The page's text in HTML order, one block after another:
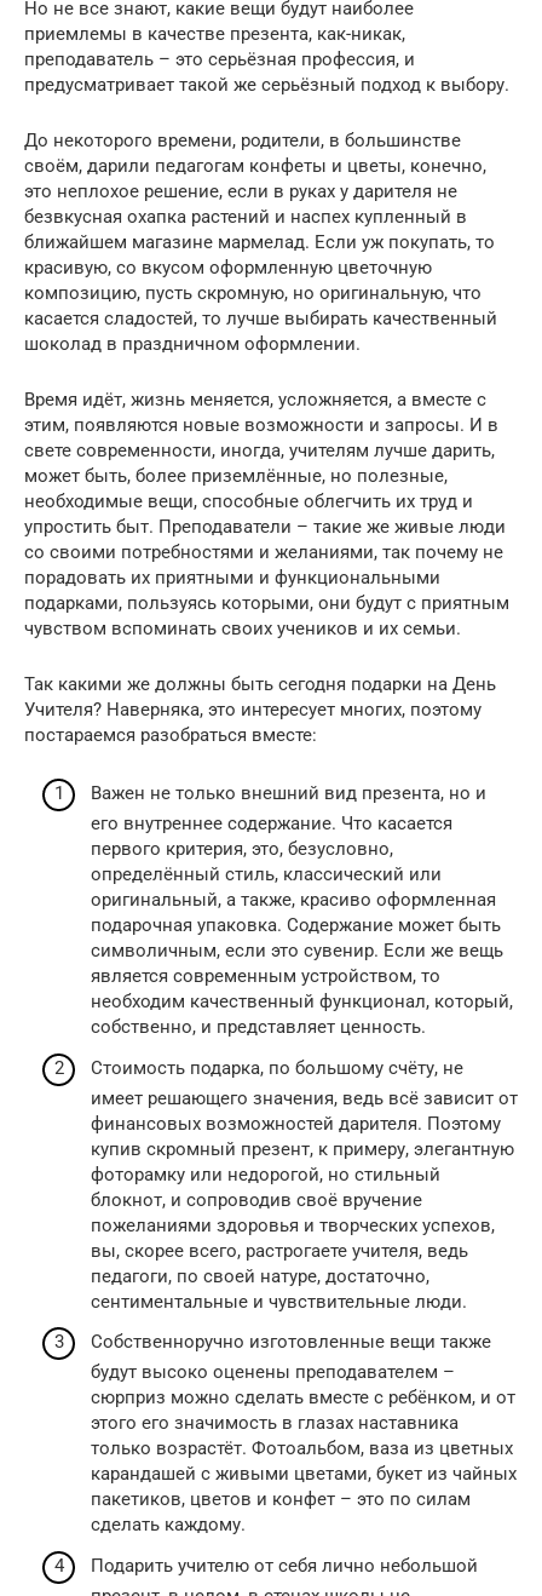
Но не все знают, какие вещи будут наиболее
приемлемы в качестве презента, как-никак,
преподаватель – это серьёзная профессия, и
предусматривает такой же серьёзный подход к выбору.
До некоторого времени, родители, в большинстве
своём, дарили педагогам конфеты и цветы, конечно,
это неплохое решение, если в руках у дарителя не
безвкусная охапка растений и наспех купленный в
ближайшем магазине мармелад. Если уж покупать, то
красивую, со вкусом оформленную цветочную
композицию, пусть скромную, но оригинальную, что
касается сладостей, то лучше выбирать качественный
шоколад в праздничном оформлении.
Время идёт, жизнь меняется, усложняется, а вместе с
этим, появляются новые возможности и запросы. И в
свете современности, иногда, учителям лучше дарить,
может быть, более приземлённые, но полезные,
необходимые вещи, способные облегчить их труд и
упростить быт. Преподаватели – такие же живые люди
со своими потребностями и желаниями, так почему не
порадовать их приятными и функциональными
подарками, пользуясь которыми, они будут с приятным
чувством вспоминать своих учеников и их семьи.
Так какими же должны быть сегодня подарки на День
Учителя? Наверняка, это интересует многих, поэтому
постараемся разобраться вместе:
Важен не только внешний вид презента, но и
его внутреннее содержание. Что касается
первого критерия, это, безусловно,
определённый стиль, классический или
оригинальный, а также, красиво оформленная
подарочная упаковка. Содержание может быть
символичным, если это сувенир. Если же вещь
является современным устройством, то
необходим качественный функционал, который,
собственно, и представляет ценность.
Стоимость подарка, по большому счёту, не
имеет решающего значения, ведь всё зависит от
финансовых возможностей дарителя. Поэтому
купив скромный презент, к примеру, элегантную
фоторамку или недорогой, но стильный
блокнот, и сопроводив своё вручение
пожеланиями здоровья и творческих успехов,
вы, скорее всего, растрогаете учителя, ведь
педагоги, по своей натуре, достаточно,
сентиментальные и чувствительные люди.
Собственноручно изготовленные вещи также
будут высоко оценены преподавателем –
сюрприз можно сделать вместе с ребёнком, и от
этого его значимость в глазах наставника
только возрастёт. Фотоальбом, ваза из цветных
карандашей с живыми цветами, букет из чайных
пакетиков, цветов и конфет – это по силам
сделать каждому.
Подарить учителю от себя лично небольшой